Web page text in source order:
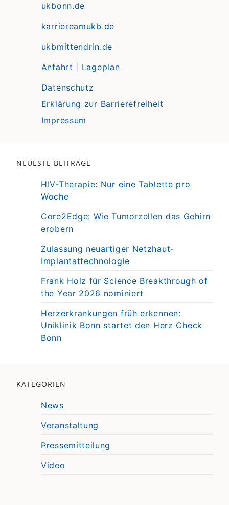
ukbonn.de
karriereamukb.de
ukbmittendrin.de
Anfahrt | Lageplan
Datenschutz
Erklärung zur Barrierefreiheit
Impressum
NEUESTE BEITRÄGE
HIV-Therapie: Nur eine Tablette pro
Woche
Core2Edge: Wie Tumorzellen das Gehirn
erobern
Zulassung neuartiger Netzhaut-
Implantattechnologie
Frank Holz für Science Breakthrough of
the Year 2026 nominiert
Herzerkrankungen früh erkennen:
Uniklinik Bonn startet den Herz Check
Bonn
KATEGORIEN
News
Veranstaltung
Pressemitteilung
Video